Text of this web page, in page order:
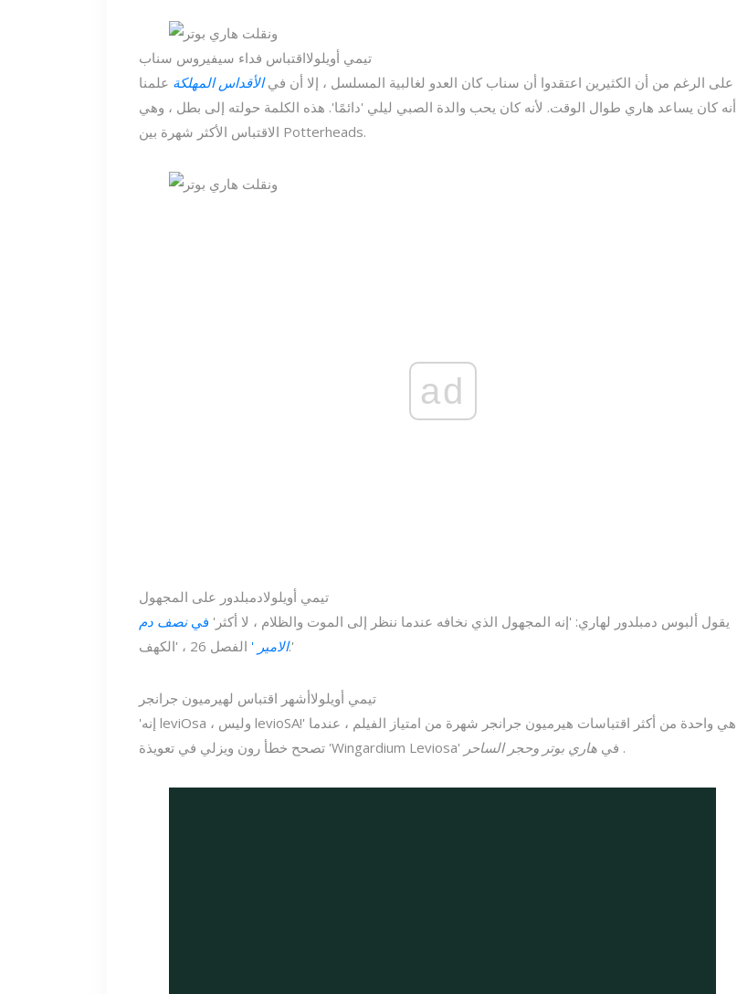
تيمي أويلولااقتباس فداء سيفيروس سناب
على الرغم من أن الكثيرين اعتقدوا أن سناب كان العدو لغالبية المسلسل ، إلا أن فيالأقداس المهلكة علمنا
أنه كان يساعد هاري طوال الوقت. لأنه كان يحب والدة الصبي ليلي 'دائمًا'. هذه الكلمة حولته إلى بطل ، وهي
الاقتباس الأكثر شهرة بين Potterheads.
ad
تيمي أويلولادمبلدور على المجهول
يقول ألبوس دمبلدور لهاري: 'إنه المجهول الذي نخافه عندما ننظر إلى الموت والظلام ، لا أكثر' فينصف دم
الامير ' الفصل 26 ، 'الكهف.'
تيمي أويلولاأشهر اقتباس لهيرميون جرانجر
'إنه leviOsa ، وليس levioSA!' هي واحدة من أكثر اقتباسات هيرميون جرانجر شهرة من امتياز الفيلم ، عندما
تصحح خطأ رون ويزلي في تعويذة 'Wingardium Leviosa' في هاري بوتر وحجر الساحر .